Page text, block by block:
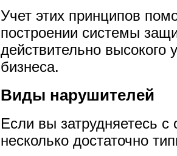
Учет этих принципов
построении системы
действительно
бизнеса.
Виды нарушителей
Если вы затрудняетесь с
несколько достаточно